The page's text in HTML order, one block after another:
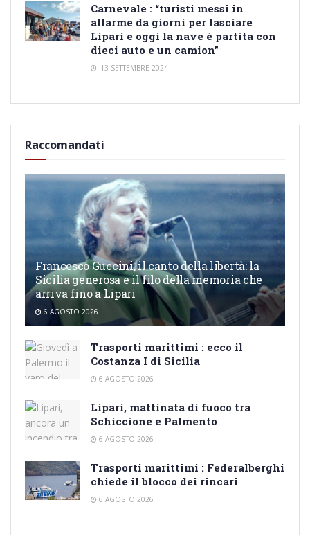
Carnevale : “turisti messi in
allarme da giorni per lasciare
Lipari e oggi la nave è partita con
dieci auto e un camion”
13 SETTEMBRE 2024
Raccomandati
Francesco Guccini, il canto della libertà: la
Sicilia generosa e il filo della memoria che
arriva fino a Lipari
6 AGOSTO 2026
Trasporti marittimi : ecco il
Costanza I di Sicilia
6 AGOSTO 2026
Lipari, mattinata di fuoco tra
Schiccione e Palmento
6 AGOSTO 2026
Trasporti marittimi : Federalberghi
chiede il blocco dei rincari
6 AGOSTO 2026